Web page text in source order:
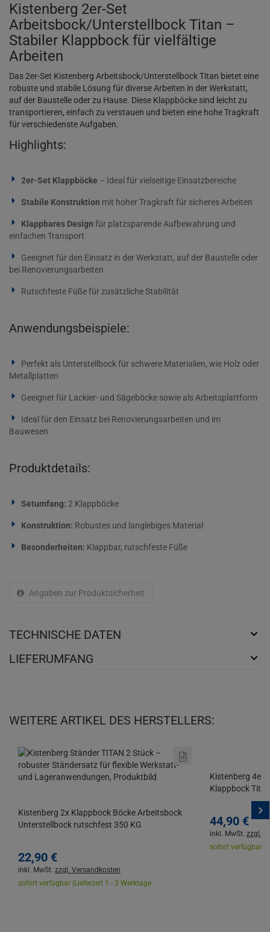
Kistenberg 2er-Set
Arbeitsbock/Unterstellbock Titan –
Stabiler Klappbock für vielfältige
Arbeiten
Das 2er-Set Kistenberg Arbeitsbock/Unterstellbock Titan bietet eine
robuste und stabile Lösung für diverse Arbeiten in der Werkstatt,
auf der Baustelle oder zu Hause. Diese Klappböcke sind leicht zu
transportieren, einfach zu verstauen und bieten eine hohe Tragkraft
für verschiedenste Aufgaben.
Highlights:
2er-Set Klappböcke – Ideal für vielseitige Einsatzbereiche
Stabile Konstruktion mit hoher Tragkraft für sicheres Arbeiten
Klappbares Design für platzsparende Aufbewahrung und
einfachen Transport
Geeignet für den Einsatz in der Werkstatt, auf der Baustelle oder
bei Renovierungsarbeiten
Rutschfeste Füße für zusätzliche Stabilität
Anwendungsbeispiele:
Perfekt als Unterstellbock für schwere Materialien, wie Holz oder
Metallplatten
Geeignet für Lackier- und Sägeböcke sowie als Arbeitsplattform
Ideal für den Einsatz bei Renovierungsarbeiten und im
Bauwesen
Produktdetails:
Setumfang: 2 Klappböcke
Konstruktion: Robustes und langlebiges Material
Besonderheiten: Klappbar, rutschfeste Füße
Angaben zur Produktsicherheit
TECHNISCHE DATEN
LIEFERUMFANG
WEITERE ARTIKEL DES HERSTELLERS:
Kistenberg 2x Klappbock Böcke Arbeitsbock
Unterstellbock rutschfest 350 KG
22,90 €
inkl. MwSt. zzgl. Versandkosten
sofort verfügbar | Lieferzeit 1 - 3 Werktage
Kistenberg 4er
Klappbock Titan
44,90 €
inkl. MwSt. zzgl.
sofort verfügbar |